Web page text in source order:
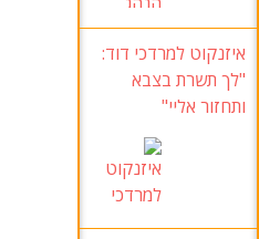
איזנקוט למרדכי דוד:
"לך תשרת בצבא
ותחזור אליי"